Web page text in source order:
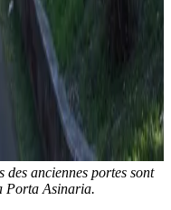
anciennes portes sont
Porta Asinaria.